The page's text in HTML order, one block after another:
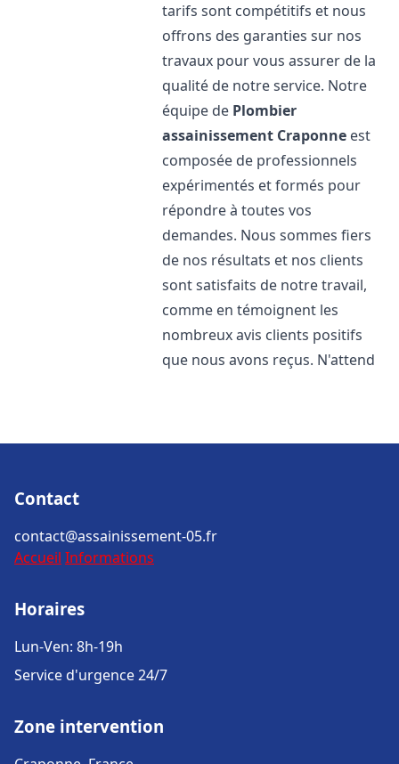
tarifs sont compétitifs et nous
offrons des garanties sur nos
travaux pour vous assurer de la
qualité de notre service. Notre
équipe de Plombier
assainissement Craponne est
composée de professionnels
expérimentés et formés pour
répondre à toutes vos
demandes. Nous sommes fiers
de nos résultats et nos clients
sont satisfaits de notre travail,
comme en témoignent les
nombreux avis clients positifs
que nous avons reçus. N'attend
Contact
contact@assainissement-05.fr
Accueil Informations
Horaires
Lun-Ven: 8h-19h
Service d'urgence 24/7
Zone intervention